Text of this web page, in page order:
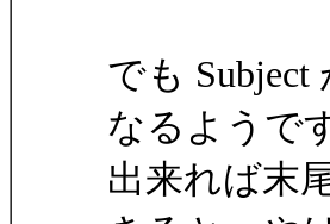
でも
なるようで
出来れば末